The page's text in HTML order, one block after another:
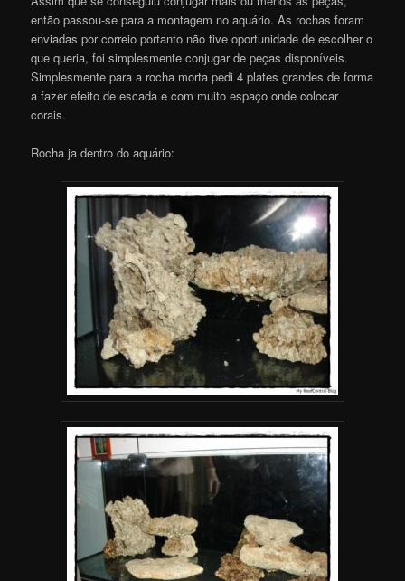
então passou-se para a montagem no aquário. As rochas foram
enviadas por correio portanto não tive oportunidade de escolher o
que queria, foi simplesmente conjugar de peças disponíveis.
Simplesmente para a rocha morta pedi 4 plates grandes de forma
a fazer efeito de escada e com muito espaço onde colocar
corais.
Rocha ja dentro do aquário: